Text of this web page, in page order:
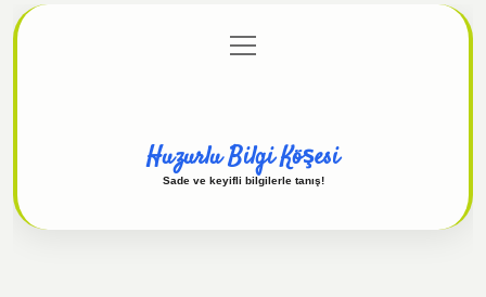
Gizlilik Politikası
menüyü
aç
Huzurlu Bilgi Köşesi
Sade ve keyifli bilgilerle tanış!